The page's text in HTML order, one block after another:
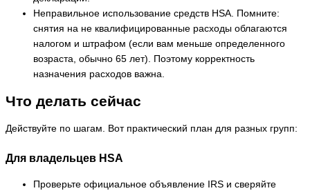
Неправильное использование средств HSA. Помните:
снятия на не квалифицированные расходы облагаются
налогом и штрафом (если вам меньше определенного
возраста, обычно 65 лет). Поэтому корректность
назначения расходов важна.
Что делать сейчас
Действуйте по шагам. Вот практический план для разных групп:
Для владельцев HSA
Проверьте официальное объявление IRS и сверяйте